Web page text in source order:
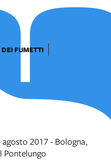
DEI FUMETTI
2017 - Bologna,
Pontelungo